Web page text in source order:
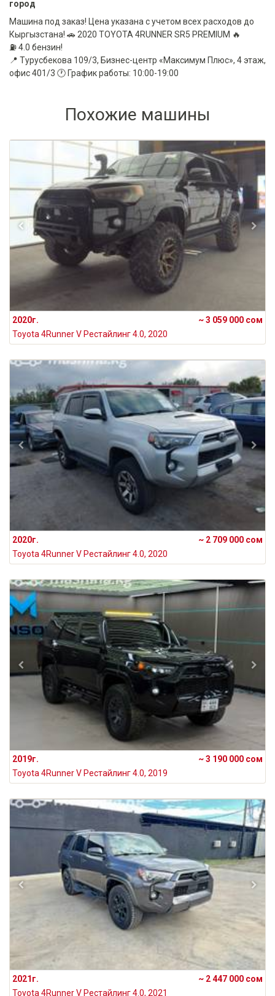
город
Машина под заказ! Цена указана с учетом всех расходов до
Кыргызстана! 🚗 2020 TOYOTA 4RUNNER SR5 PREMIUM 🔥
⛽️ 4.0 бензин!
📍 Турусбекова 109/3, Бизнес-центр «Максимум Плюс», 4 этаж,
офис 401/3 🕐 График работы: 10:00-19:00
Похожие машины
2020г.
~ 3 059 000 сом
Toyota 4Runner V Рестайлинг 4.0, 2020
2020г.
~ 2 709 000 сом
Toyota 4Runner V Рестайлинг 4.0, 2020
2019г.
~ 3 190 000 сом
Toyota 4Runner V Рестайлинг 4.0, 2019
2021г.
~ 2 447 000 сом
Toyota 4Runner V Рестайлинг 4.0, 2021